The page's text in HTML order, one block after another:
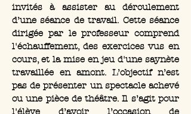
invités à assister au déroulement
d’une séance de travail. Cette séance
dirigée par le professeur comprend
l'échauffement, des exercices vus en
cours, et la mise en jeu d'une saynète
travaillée en amont. L’objectif n’est
pas de présenter un spectacle achevé
ou une pièce de théâtre. Il s’agit pour
l'élève d’avoir l’occasion de